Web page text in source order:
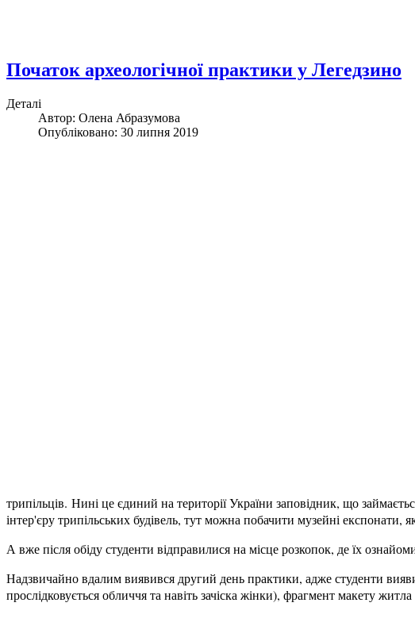
Початок археологічної практики у Легедзино
Деталі
Автор: Олена Абразумова
Опубліковано: 30 липня 2019
трипільців. Нині це єдиний на території України заповідник, що
інтер'єру трипільських будівель, тут можна побачити музейні
А вже після обіду студенти відправилися на місце розкопок, де їх
Надзвичайно вдалим виявився другий день практики, адже студенти
прослідковується обличчя та навіть зачіска жінки), фрагмент макету